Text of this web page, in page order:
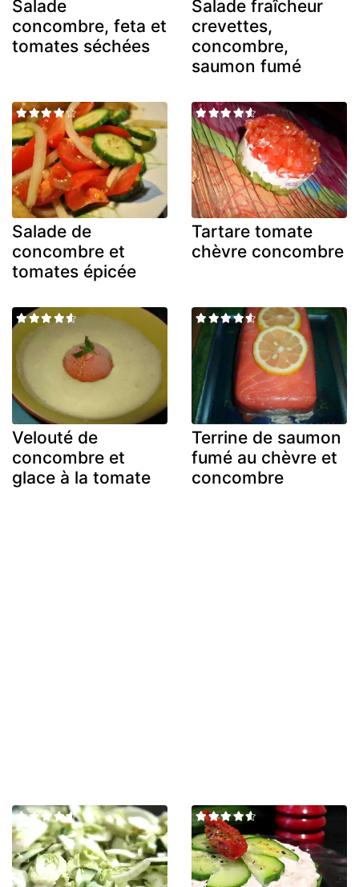
Salade
concombre, feta et
tomates séchées
Salade fraîcheur
crevettes,
concombre,
saumon fumé
Salade de
concombre et
tomates épicée
Tartare tomate
chèvre concombre
Velouté de
concombre et
glace à la tomate
Terrine de saumon
fumé au chèvre et
concombre